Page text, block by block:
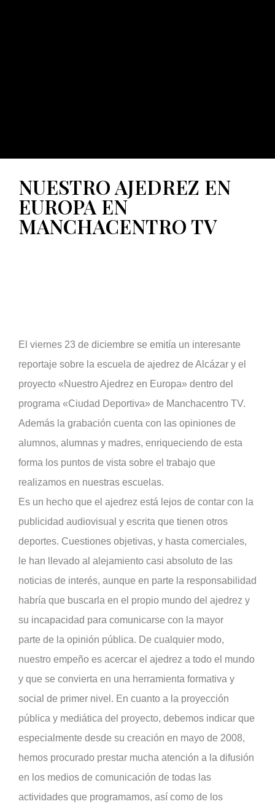
NUESTRO AJEDREZ EN
EUROPA EN
MANCHACENTRO TV
El viernes 23 de diciembre se emitía un interesante
reportaje sobre la escuela de ajedrez de Alcázar y el
proyecto «Nuestro Ajedrez en Europa» dentro del
programa «Ciudad Deportiva» de Manchacentro TV.
Además la grabación cuenta con las opiniones de
alumnos, alumnas y madres, enriqueciendo de esta
forma los puntos de vista sobre el trabajo que
realizamos en nuestras escuelas.
Es un hecho que el ajedrez está lejos de contar con la
publicidad audiovisual y escrita que tienen otros
deportes. Cuestiones objetivas, y hasta comerciales,
le han llevado al alejamiento casi absoluto de las
noticias de interés, aunque en parte la responsabilidad
habría que buscarla en el propio mundo del ajedrez y
su incapacidad para comunicarse con la mayor
parte de la opinión pública. De cualquier modo,
nuestro empeño es acercar el ajedrez a todo el mundo
y que se convierta en una herramienta formativa y
social de primer nivel. En cuanto a la proyección
pública y mediática del proyecto, debemos indicar que
especialmente desde su creación en mayo de 2008,
hemos procurado prestar mucha atención a la difusión
en los medios de comunicación de todas las
actividades que programamos, así como de los